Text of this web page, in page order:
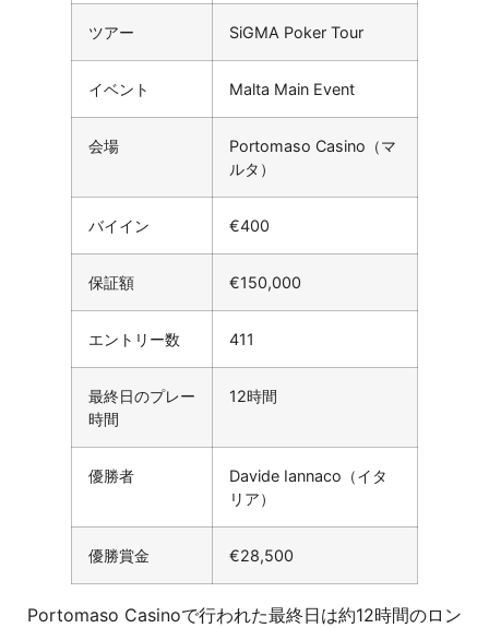
ツアー SiGMA Poker Tour
イベント Malta Main Event
会場
Portomaso Casino（マ
ルタ）
バイイン €400
保証額 €150,000
エントリー数 411
最終日のプレー
時間
12時間
優勝者
Davide Iannaco（イタ
リア）
優勝賞金 €28,500
Portomaso Casinoで行われた最終日は約12時間のロン